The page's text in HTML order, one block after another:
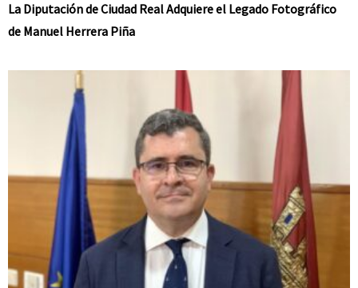
La Diputación de Ciudad Real Adquiere el Legado Fotográfico
de Manuel Herrera Piña